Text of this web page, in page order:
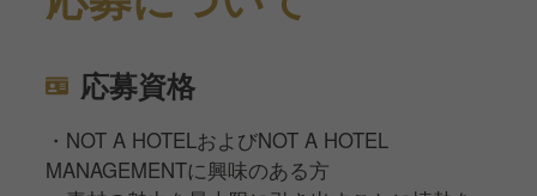
応募資格
・NOT A HOTELおよびNOT A HOTEL
MANAGEMENTに興味のある方